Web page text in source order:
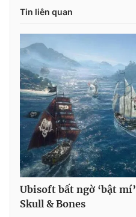
Tin liên quan
Ubisoft bất ngờ ‘bật
Skull & Bones